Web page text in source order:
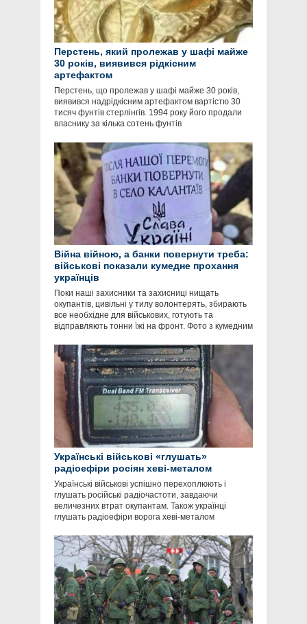
Перстень, який пролежав у шафі майже
30 років, виявився рідкісним
артефактом
Перстень, що пролежав у шафі майже 30 років,
виявився надрідкісним артефактом вартістю 30
тисяч фунтів стерлінгів. 1994 року його продали
власнику за кілька сотень фунтів
Війна війною, а банки повернути треба:
військові показали кумедне прохання
українців
Поки наші захисники та захисниці нищать
окупантів, цивільні у тилу волонтерять, збирають
все необхідне для військових, готують та
відправляють тонни їжі на фронт. Фото з кумедним
Українські військові «глушать»
радіоефіри росіян хеві-металом
Українські військові успішно перехоплюють і
глушать російські радіочастоти, завдаючи
величезних втрат окупантам. Також українці
глушать радіоефіри ворога хеві-металом